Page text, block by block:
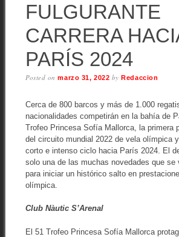
FULGURANTE
CARRERA
PARÍS 2024
Posted onmarzo 31, 2022 byRedaccion
Cerca de 800 barcos y más de 1.000
nacionalidades competirán en la bahía de
Trofeo Princesa Sofía Mallorca, la primera
del circuito mundial 2022 de vela olímpica
corto e intenso ciclo hacia París 2024. El
solo una de las muchas novedades que se
para iniciar un histórico salto en
olímpica.
Club Nàutic S’Arenal
El 51 Trofeo Princesa Sofía Mallorca